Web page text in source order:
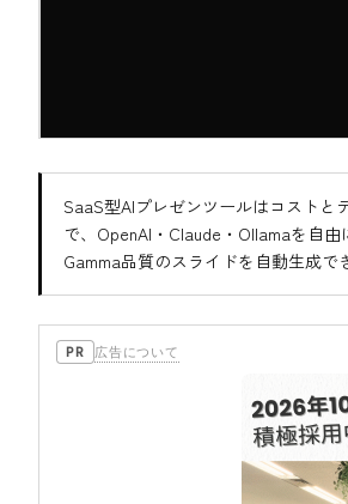
SaaS型AIプレゼンツールはコストと
で、OpenAI・Claude・Ollamaを自
Gamma品質のスライドを自動生成で
PR 広告について